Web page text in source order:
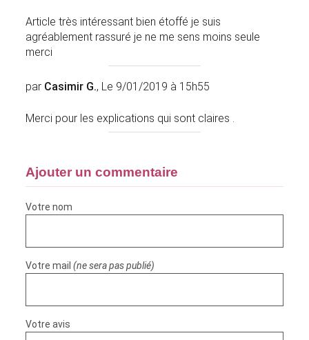
Article très intéressant bien étoffé je suis
agréablement rassuré je ne me sens moins seule
merci
par Casimir G., Le 9/01/2019 à 15h55
Merci pour les explications qui sont claires .
Ajouter un commentaire
Votre nom
Votre mail(ne sera pas publié)
Votre avis